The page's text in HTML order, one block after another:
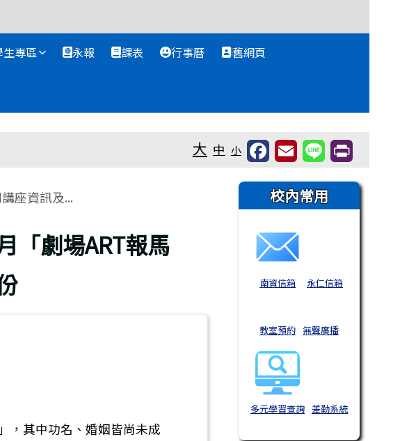
生專區 永報 課表 行事曆 舊網頁
大 中 小
座資訊及...
「劇場ART報馬
，其中功名、婚姻皆尚未成
右邊區域內容
校內常用
南資信箱 永仁信箱
教室預約 無聲廣播
多元學習查詢 差勤系統